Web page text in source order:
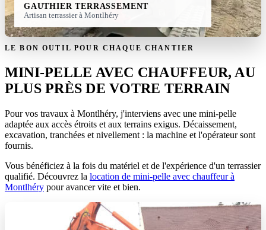
GAUTHIER TERRASSEMENT
Artisan terrassier à Montlhéry
LE BON OUTIL POUR CHAQUE CHANTIER
MINI-PELLE AVEC CHAUFFEUR, AU
PLUS PRÈS DE VOTRE TERRAIN
Pour vos travaux à Montlhéry, j'interviens avec une mini-pelle
adaptée aux accès étroits et aux terrains exigus. Décaissement,
excavation, tranchées et nivellement : la machine et l'opérateur sont
fournis.
Vous bénéficiez à la fois du matériel et de l'expérience d'un terrassier
qualifié. Découvrez la location de mini-pelle avec chauffeur à
Montlhéry pour avancer vite et bien.